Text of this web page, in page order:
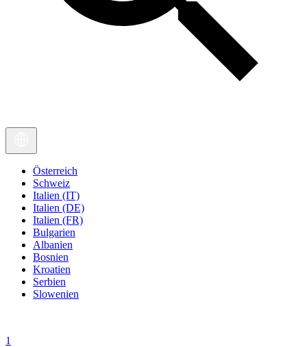
Österreich
Schweiz
Italien (IT)
Italien (DE)
Italien (FR)
Bulgarien
Albanien
Bosnien
Kroatien
Serbien
Slowenien
1